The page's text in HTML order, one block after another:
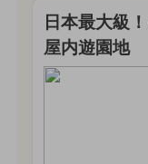
日本最大級
屋内遊園地